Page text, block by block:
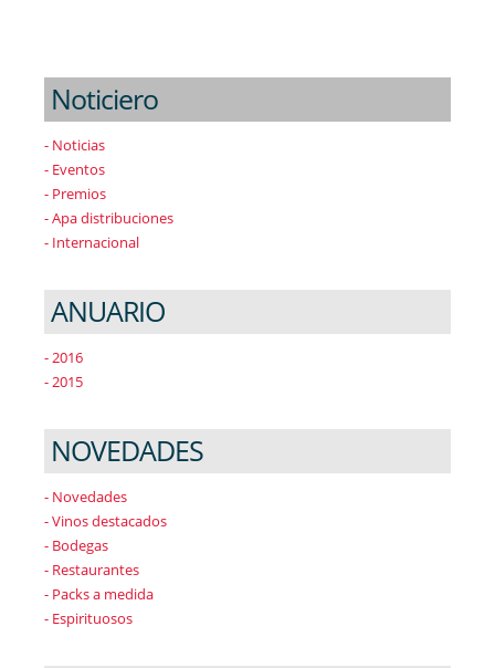
Noticiero
- Noticias
- Eventos
- Premios
- Apa distribuciones
- Internacional
ANUARIO
- 2016
- 2015
NOVEDADES
- Novedades
- Vinos destacados
- Bodegas
- Restaurantes
- Packs a medida
- Espirituosos